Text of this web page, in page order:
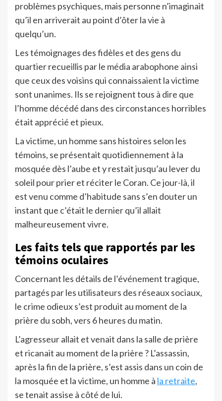
problèmes psychiques, mais personne n’imaginait
qu’il en arriverait au point d’ôter la vie à
quelqu’un.
Les témoignages des fidèles et des gens du
quartier recueillis par le média arabophone ainsi
que ceux des voisins qui connaissaient la victime
sont unanimes. Ils se rejoignent tous à dire que
l’homme décédé dans des circonstances horribles
était apprécié et pieux.
La victime, un homme sans histoires selon les
témoins, se présentait quotidiennement à la
mosquée dès l’aube et y restait jusqu’au lever du
soleil pour prier et réciter le Coran. Ce jour-là, il
est venu comme d’habitude sans s’en douter un
instant que c’était le dernier qu’il allait
malheureusement vivre.
Les faits tels que rapportés par les
témoins oculaires
Concernant les détails de l’événement tragique,
partagés par les utilisateurs des réseaux sociaux,
le crime odieux s’est produit au moment de la
prière du sobh, vers 6 heures du matin.
L’agresseur allait et venait dans la salle de prière
et ricanait au moment de la prière ? L’assassin,
après la fin de la prière, s’est assis dans un coin de
la mosquée et la victime, un homme à la retraite,
se tenait assise à côté de lui.